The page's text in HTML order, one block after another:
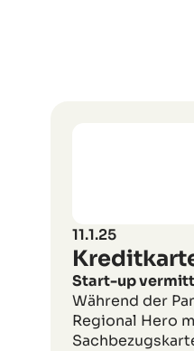
11.1.25
Start-up
Während der
Regional Hero